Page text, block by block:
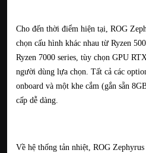
Cho đến thời điểm hiện tại, ROG
chọn cấu hình khác nhau từ Ryzen
Ryzen 7000 series, tùy chọn GPU
người dùng lựa chọn. Tất cả các
onboard và một khe cắm (gắn sẵn
cấp dễ dàng.
Về hệ thống tản nhiệt, ROG